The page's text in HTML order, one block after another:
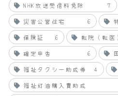
NHK放送受信料免除
7
災害公営住宅
6
保険証
6 転院（転医
確定申告
6
福祉タクシー助成券
4
福祉灯油購入費助成